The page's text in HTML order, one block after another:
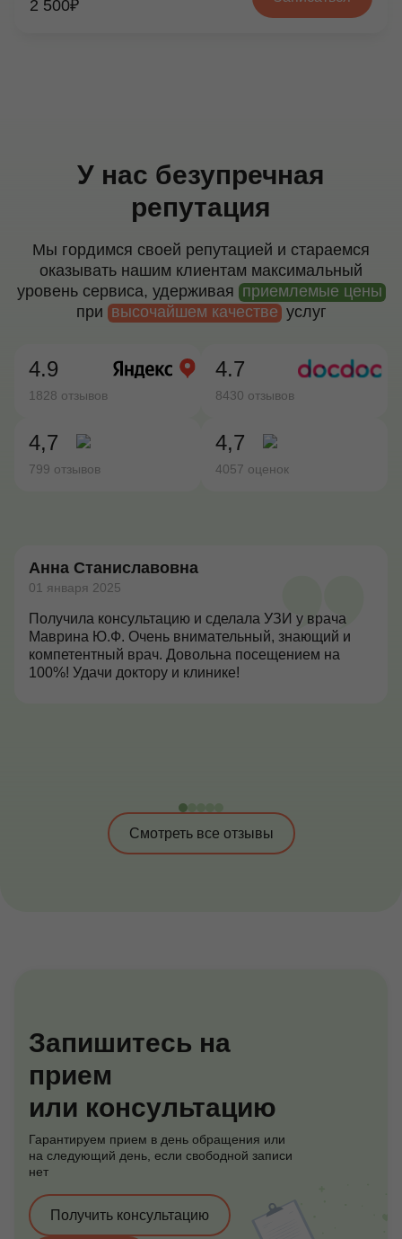
2 500₽
У нас безупречная
репутация
Мы гордимся своей репутацией и стараемся
оказывать нашим клиентам максимальный
уровень сервиса, удерживая приемлемые цены
при высочайшем качестве услуг
4.9
1828 отзывов
4.7
8430 отзывов
4,7
799 отзывов
4,7
4057 оценок
Анна Станиславовна
01 января 2025
Получила консультацию и сделала УЗИ у врача
Маврина Ю.Ф. Очень внимательный, знающий и
компетентный врач. Довольна посещением на
100%! Удачи доктору и клинике!
Смотреть все отзывы
Запишитесь на
прием
или консультацию
Гарантируем прием в день обращения или
на следующий день, если свободной записи
нет
Получить консультацию